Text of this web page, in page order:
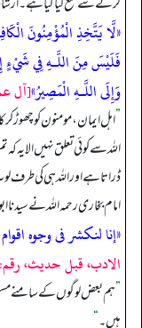
«لَّا يَتَّخِذِ الْمُؤْمِنُونَ
فَلَيْسَ مِنَ اللَّـهِ فِي شَيْءٍ
وَإِلَى اللَّـهِ الْمَصِيرُ»[آل
”اہل ایمان، مومنون کو چھوڑ
اللہ سے کوئی تعلق نہیں الایہ
ڈراتا ہے اور اللہ ہی کی طرف
امام بخاری رحمه الله نے
«إنا لنكشر فى وجوه
الادب، قبل حديث، رقم: 6131 تعليقا]
”ہم بعض لوگوں کے سامنے
ہیں۔“